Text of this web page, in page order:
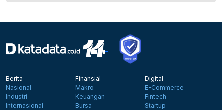
Berita
Nasional
Industri
Internasional
Finansial
Makro
Keuangan
Bursa
Digital
E-Commerce
Fintech
Startup